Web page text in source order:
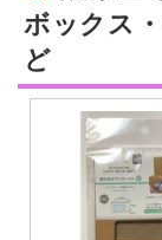
ボックス
ど